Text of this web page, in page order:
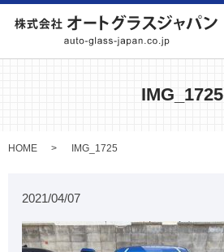
IMG_1725
HOME IMG_1725
2021/04/07